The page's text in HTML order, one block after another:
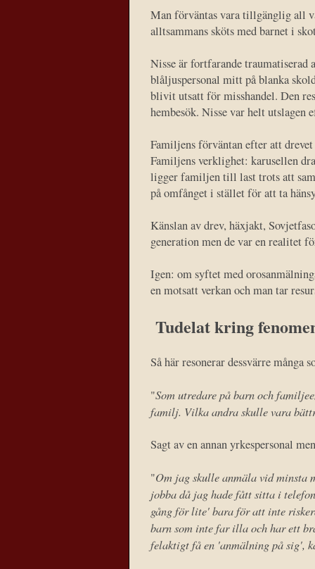
Man förväntas vara tillgänglig all
alltsammans sköts med barnet i
Nisse är fortfarande traumatiserad
blåljuspersonal mitt på blanka
blivit utsatt för misshandel. Den
hembesök. Nisse var helt utslagen
Familjens förväntan efter att
Familjens verklighet: karusellen
ligger familjen till last trots att
på omfånget i stället för att ta
Känslan av drev, häxjakt,
generation men de var en realitet
Igen: om syftet med
en motsatt verkan och man tar
Tudelat kring
Så här resonerar dessvärre många
"Som utredare på barn och
familj. Vilka andra skulle vara
Sagt av en annan yrkespersonal
"Om jag skulle anmäla vid minsta
jobba då jag hade fått sitta i
gång för lite' bara för att inte
barn som inte far illa och har ett
felaktigt få en 'anmälning på sig',